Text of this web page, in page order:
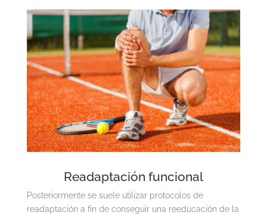
Readaptación funcional
Posteriormente se suele utilizar protocolos de
readaptación a fin de conseguir una reeducación de la